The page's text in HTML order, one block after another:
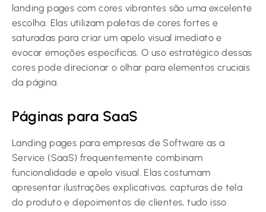
landing pages com cores vibrantes são uma excelente
escolha. Elas utilizam paletas de cores fortes e
saturadas para criar um apelo visual imediato e
evocar emoções específicas. O uso estratégico dessas
cores pode direcionar o olhar para elementos cruciais
da página.
Páginas para SaaS
Landing pages para empresas de Software as a
Service (SaaS) frequentemente combinam
funcionalidade e apelo visual. Elas costumam
apresentar ilustrações explicativas, capturas de tela
do produto e depoimentos de clientes, tudo isso